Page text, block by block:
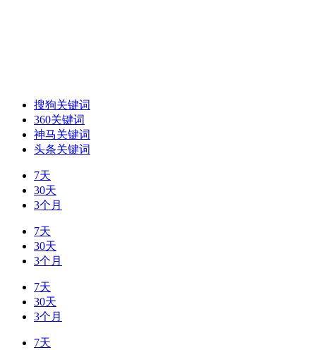
搜狗关键词
360关键词
神马关键词
头条关键词
7天
30天
3个月
7天
30天
3个月
7天
30天
3个月
7天